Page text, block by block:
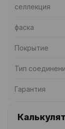
селлекция
фаска
Покрытие
Тип
Гарантия